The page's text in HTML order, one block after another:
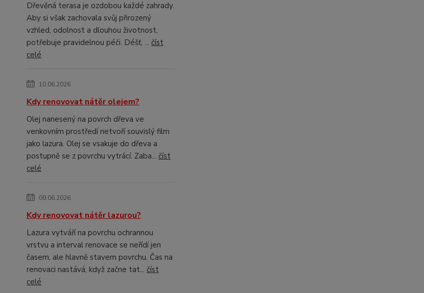
Dřevěná terasa je ozdobou každé zahrady.
Aby si však zachovala svůj přirozený
vzhled, odolnost a dlouhou životnost,
potřebuje pravidelnou péči. Déšť, ... číst
celé
10.06.2026
Kdy renovovat nátěr olejem?
Olej nanesený na povrch dřeva ve
venkovním prostředí netvoří souvislý film
jako lazura. Olej se vsakuje do dřeva a
postupně se z povrchu vytrácí. Zaba... číst
celé
09.06.2026
Kdy renovovat nátěr lazurou?
Lazura vytváří na povrchu ochrannou
vrstvu a interval renovace se neřídí jen
časem, ale hlavně stavem povrchu. Čas na
renovaci nastává, když začne tat... číst
celé